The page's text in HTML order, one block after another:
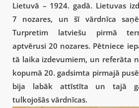
Lietuvā – 1924. gadā. Lietuvas
7 nozares, un šī vārdnīca
Turpretim latviešu pirmā
aptvērusi 20 nozares. Pētniece
tā laika izdevumiem, un referāta
kopumā 20. gadsimta pirmajā
bija labāk attīstīta un tajā
tulkojošās vārdnīcas.